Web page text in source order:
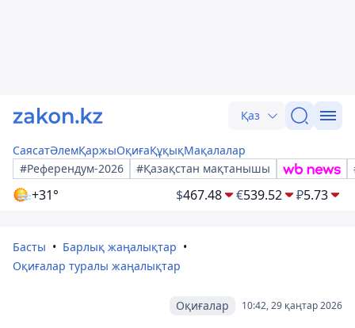
Қаз
СаясатӘлемҚаржыОқиғаҚұқықМақалалар
#Референдум-2026
#Қазақстан мақтанышы
+31° $467.48 €539.52 ₽5.73
Басты
Барлық жаңалықтар
Оқиғалар туралы жаңалықтар
10:42, 29 қаңтар 2026
Оқиғалар